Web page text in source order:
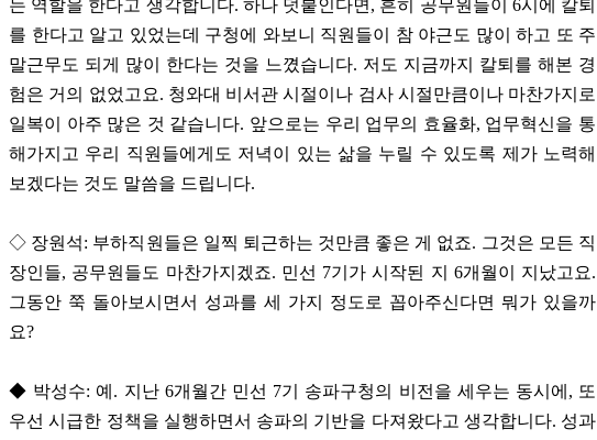
는 역할을 한다고 생각합니다. 하나 덧붙인다면, 흔히 공무원들이 6시에 칼퇴
를 한다고 알고 있었는데 구청에 와보니 직원들이 참 야근도 많이 하고 또 주
말근무도 되게 많이 한다는 것을 느꼈습니다. 저도 지금까지 칼퇴를 해본 경
험은 거의 없었고요. 청와대 비서관 시절이나 검사 시절만큼이나 마찬가지로
일복이 아주 많은 것 같습니다. 앞으로는 우리 업무의 효율화, 업무혁신을 통
해가지고 우리 직원들에게도 저녁이 있는 삶을 누릴 수 있도록 제가 노력해
보겠다는 것도 말씀을 드립니다.
◇ 장원석: 부하직원들은 일찍 퇴근하는 것만큼 좋은 게 없죠. 그것은 모든 직
장인들, 공무원들도 마찬가지겠죠. 민선 7기가 시작된 지 6개월이 지났고요.
그동안 쭉 돌아보시면서 성과를 세 가지 정도로 꼽아주신다면 뭐가 있을까
요?
◆ 박성수: 예. 지난 6개월간 민선 7기 송파구청의 비전을 세우는 동시에, 또
우선 시급한 정책을 실행하면서 송파의 기반을 다져왔다고 생각합니다. 성과